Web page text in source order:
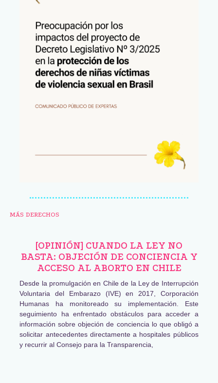
MÁS DERECHOS
[OPINIÓN] CUANDO LA LEY NO
BASTA: OBJECIÓN DE CONCIENCIA Y
ACCESO AL ABORTO EN CHILE
Desde la promulgación en Chile de la Ley de Interrupción
Voluntaria del Embarazo (IVE) en 2017, Corporación
Humanas ha monitoreado su implementación. Este
seguimiento ha enfrentado obstáculos para acceder a
información sobre objeción de conciencia lo que obligó a
solicitar antecedentes directamente a hospitales públicos
y recurrir al Consejo para la Transparencia,